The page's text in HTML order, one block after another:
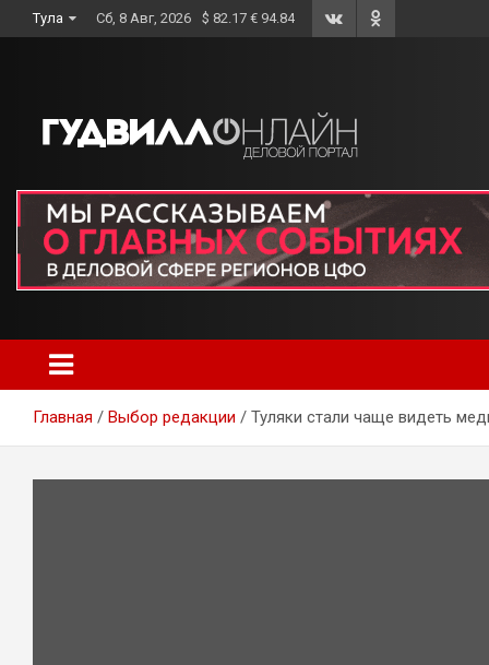
to
Тула Сб, 8 Авг, 2026 $ 82.17 € 94.84
Главная Выбор редакции Туляки стали чаще видеть